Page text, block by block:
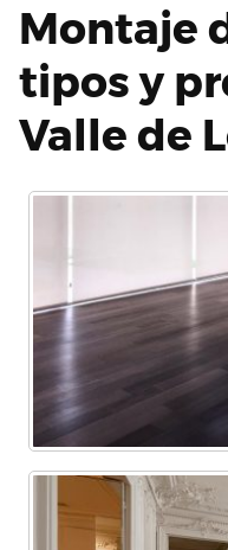
Montaje
tipos y
Valle de